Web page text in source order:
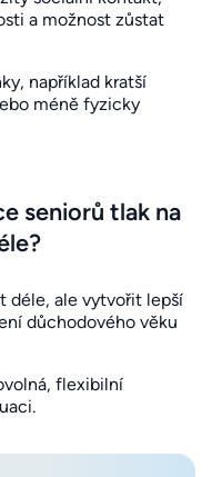
a možnost zůstat
například kratší
méně fyzicky
seniorů tlak na
déle, ale vytvořit lepší
důchodového věku
flexibilní